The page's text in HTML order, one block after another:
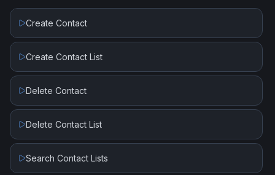
Create Contact
Create Contact List
Delete Contact
Delete Contact List
Search Contact Lists